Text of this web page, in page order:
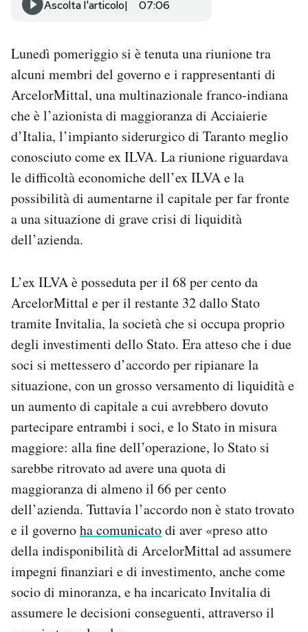
Area Personale
Notifiche mobile
Regala il Post
Hai bisogno di aiuto?
Esci
Ascolta l'articolo 07:06
Lunedì pomeriggio si è tenuta una riunione tra
alcuni membri del governo e i rappresentanti di
ArcelorMittal, una multinazionale franco-indiana
che è l’azionista di maggioranza di Acciaierie
d’Italia, l’impianto siderurgico di Taranto meglio
conosciuto come ex ILVA. La riunione riguardava
le difficoltà economiche dell’ex ILVA e la
possibilità di aumentarne il capitale per far fronte
a una situazione di grave crisi di liquidità
dell’azienda.
L’ex ILVA è posseduta per il 68 per cento da
ArcelorMittal e per il restante 32 dallo Stato
tramite Invitalia, la società che si occupa proprio
degli investimenti dello Stato. Era atteso che i due
soci si mettessero d’accordo per ripianare la
situazione, con un grosso versamento di liquidità e
un aumento di capitale a cui avrebbero dovuto
partecipare entrambi i soci, e lo Stato in misura
maggiore: alla fine dell’operazione, lo Stato si
sarebbe ritrovato ad avere una quota di
maggioranza di almeno il 66 per cento
dell’azienda. Tuttavia l’accordo non è stato trovato
e il governoha comunicatodi aver «preso atto
della indisponibilità di ArcelorMittal ad assumere
impegni finanziari e di investimento, anche come
socio di minoranza, e ha incaricato Invitalia di
assumere le decisioni conseguenti, attraverso il